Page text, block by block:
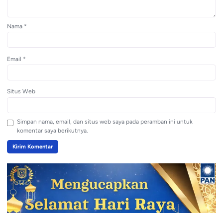
Nama *
Email *
Situs Web
Simpan nama, email, dan situs web saya pada peramban ini untuk
komentar saya berikutnya.